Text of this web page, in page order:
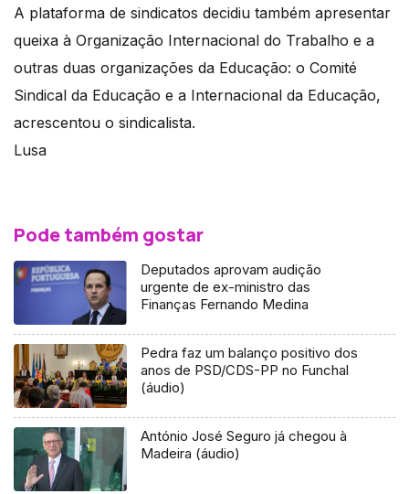
A plataforma de sindicatos decidiu também apresentar
queixa à Organização Internacional do Trabalho e a
outras duas organizações da Educação: o Comité
Sindical da Educação e a Internacional da Educação,
acrescentou o sindicalista.
Lusa
Pode também gostar
Deputados aprovam audição
urgente de ex-ministro das
Finanças Fernando Medina
Pedra faz um balanço positivo dos
anos de PSD/CDS-PP no Funchal
(áudio)
António José Seguro já chegou à
Madeira (áudio)